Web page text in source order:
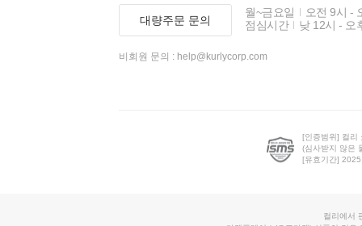
대량주문 문의
월~금요일
오전 9시 -
점심시간
낮 12시 - 오
비회원 문의 : help@kurlycorp.com
[인증범위] 컬리
(심사받지 않은
[유효기간]
컬리에서